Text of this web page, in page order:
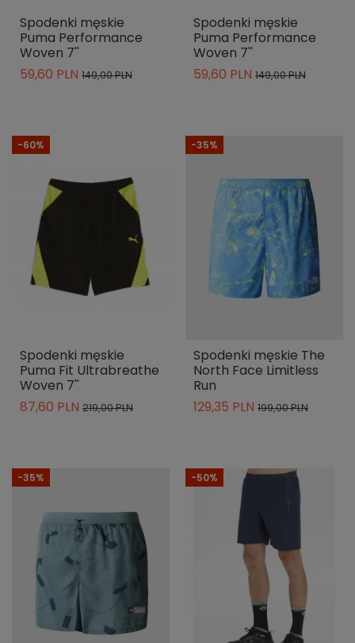
Spodenki męskie
Puma Performance
Woven 7''
59,60 PLN 149,00 PLN
Spodenki męskie
Puma Performance
Woven 7''
59,60 PLN 149,00 PLN
-60%
Spodenki męskie
Puma Fit Ultrabreathe
Woven 7''
87,60 PLN 219,00 PLN
-35%
Spodenki męskie The
North Face Limitless
Run
129,35 PLN 199,00 PLN
-35% -50%